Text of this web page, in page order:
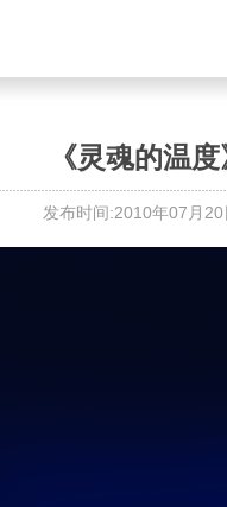
《灵魂的温
发布时间:2010年07月